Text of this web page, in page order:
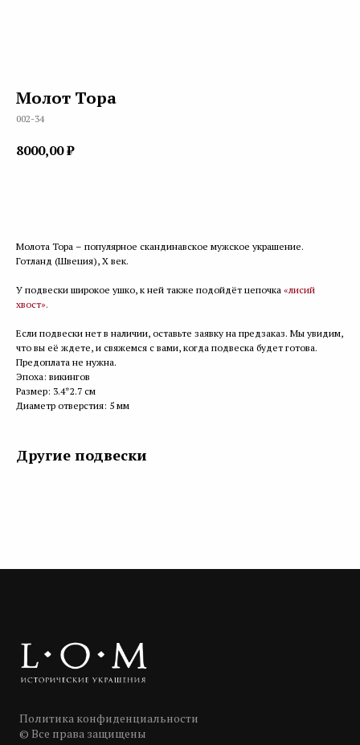
Молот Тора
002-34
8000,00₽
Молота Тора – популярное скандинавское мужское украшение.
Готланд (Швеция), X век.
У подвески широкое ушко, к ней также подойдёт цепочка «лисий
хвост».
Если подвески нет в наличии, оставьте заявку на предзаказ. Мы увидим,
что вы её ждете, и свяжемся с вами, когда подвеска будет готова.
Предоплата не нужна.
Эпоха: викингов
Размер: 3.4*2.7 см
Диаметр отверстия: 5 мм
Другие подвески
Политика конфиденциальности
© Все права защищены